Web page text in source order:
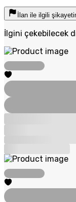
İlan ile ilgili
İlgini çekebilecek